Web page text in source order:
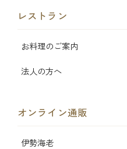
レストラン
お料理のご案内
法人の方へ
オンライン通販
伊勢海老